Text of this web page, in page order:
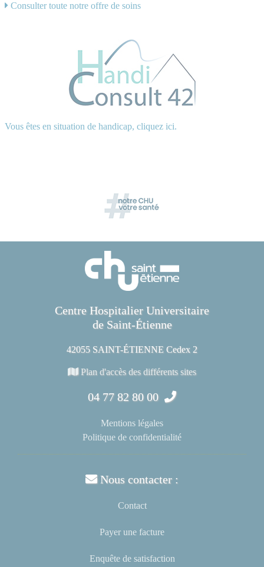
Consulter toute notre offre de soins
Vous êtes en situation de handicap, cliquez ici.
Centre Hospitalier Universitaire
de Saint-Étienne
42055 SAINT-ÉTIENNE Cedex 2
Plan d'accès des différents sites
04 77 82 80 00
Mentions légales
Politique de confidentialité
Nous contacter :
Contact
Payer une facture
Enquête de satisfaction